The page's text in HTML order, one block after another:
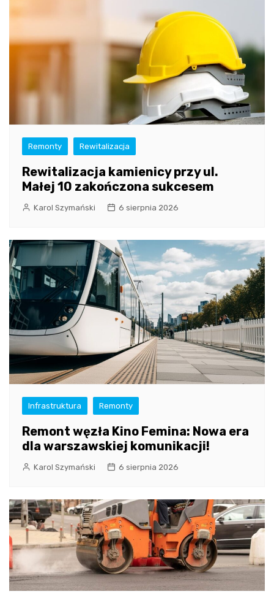
Remonty Rewitalizacja
Rewitalizacja kamienicy przy ul.
Małej 10 zakończona sukcesem
Karol Szymański 6 sierpnia 2026
Infrastruktura Remonty
Remont węzła Kino Femina: Nowa era
dla warszawskiej komunikacji!
Karol Szymański 6 sierpnia 2026